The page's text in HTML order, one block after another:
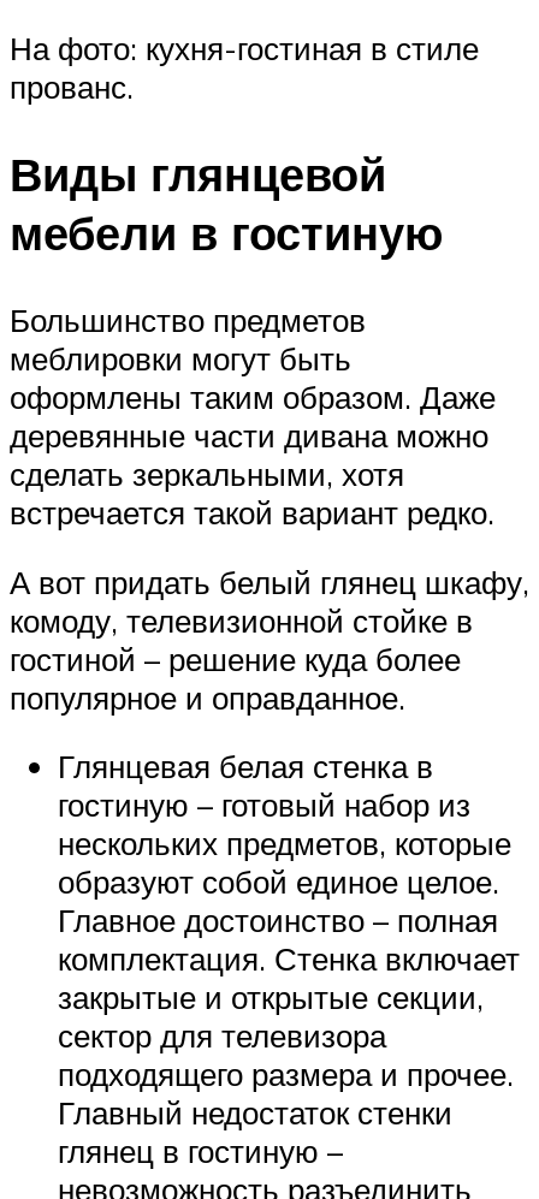
На фото: кухня-гостиная в стиле
прованс.
Виды глянцевой
мебели в гостиную
Большинство предметов
меблировки могут быть
оформлены таким образом. Даже
деревянные части дивана можно
сделать зеркальными, хотя
встречается такой вариант редко.
А вот придать белый глянец шкафу,
комоду, телевизионной стойке в
гостиной – решение куда более
популярное и оправданное.
Глянцевая белая стенка в
гостиную – готовый набор из
нескольких предметов, которые
образуют собой единое целое.
Главное достоинство – полная
комплектация. Стенка включает
закрытые и открытые секции,
сектор для телевизора
подходящего размера и прочее.
Главный недостаток стенки
глянец в гостиную –
невозможность разъединить